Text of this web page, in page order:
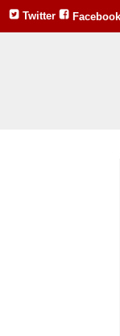
Twitter Facebook